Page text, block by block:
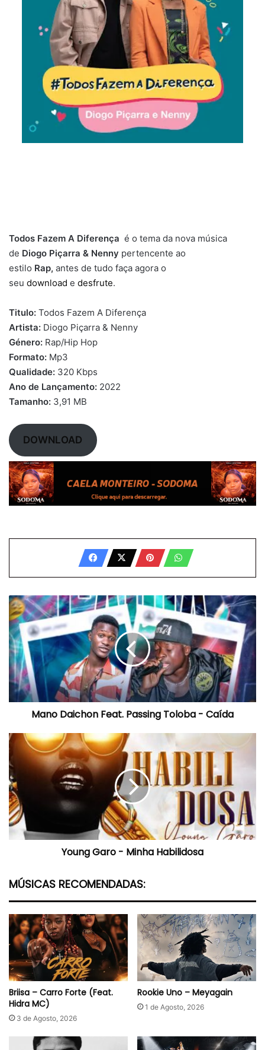
Todos Fazem A Diferença é o tema da nova música
de Diogo Piçarra & Nenny pertencente ao
estilo Rap, antes de tudo faça agora o
seu download e desfrute.
Titulo: Todos Fazem A Diferença
Artista: Diogo Piçarra & Nenny
Género: Rap/Hip Hop
Formato: Mp3
Qualidade: 320 Kbps
Ano de Lançamento: 2022
Tamanho: 3,91 MB
DOWNLOAD
Mano
Daichon
Feat.
Passing
Toloba
-
Caída
Mano Daichon Feat. Passing Toloba - Caída
Young
Garo
-
Minha
Habilidosa
Young Garo - Minha Habilidosa
MÚSICAS RECOMENDADAS:
Briisa – Carro Forte (Feat.
Hidra MC)
3 de Agosto, 2026
Rookie Uno – Meyagain
1 de Agosto, 2026